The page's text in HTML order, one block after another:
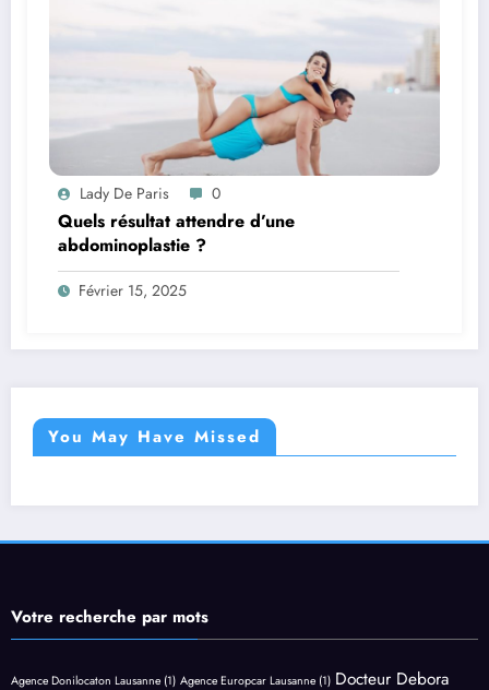
Lady De Paris 0
Quels résultat attendre d’une
abdominoplastie ?
Février 15, 2025
You May Have Missed
Votre recherche par mots
Agence Donilocaton Lausanne (1) Agence Europcar Lausanne (1) Docteur Debora